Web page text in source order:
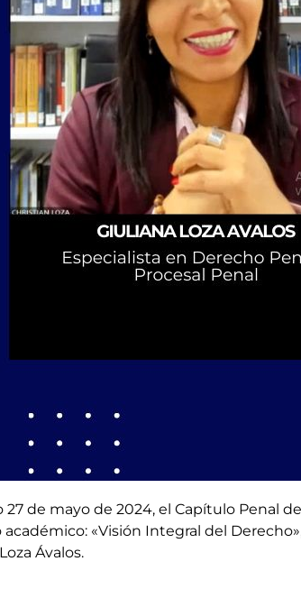
27 de mayo de 2024, el Capítulo Penal
«Visión Integral del
Ávalos.